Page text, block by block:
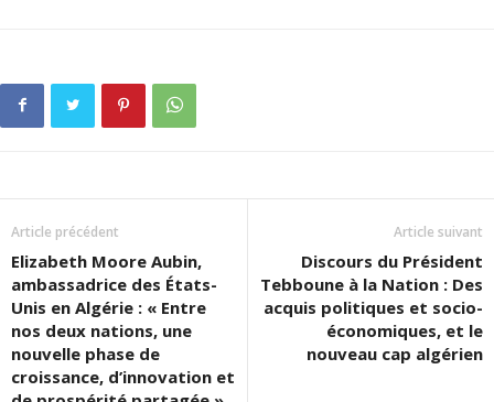
Article précédent
Elizabeth Moore Aubin,
ambassadrice des États-
Unis en Algérie : « Entre
nos deux nations, une
nouvelle phase de
croissance, d’innovation et
Article suivant
Discours du Président
Tebboune à la Nation : Des
acquis politiques et socio-
économiques, et le
nouveau cap algérien